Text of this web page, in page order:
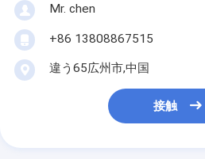
Mr. chen
+86 13808867515
違う65広州市,中国
接触